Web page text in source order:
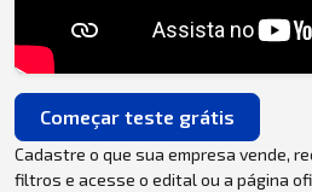
Começar teste grátis
Cadastre o que sua empresa vende,
filtros e acesse o edital ou a página